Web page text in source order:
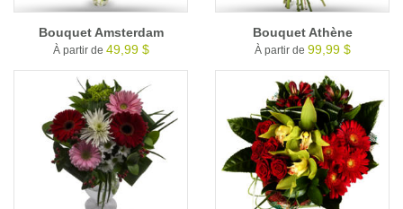
Bouquet Amsterdam
À partir de 49,99 $
Bouquet Athène
À partir de 99,99 $